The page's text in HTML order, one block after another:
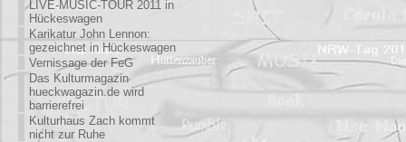
LIVE-MUSIC-TOUR 2011 in
Hückeswagen
Karikatur John Lennon:
gezeichnet in Hückeswagen
Vernissage der FeG
Das Kulturmagazin
hueckwagazin.de wird
barrierefrei
Kulturhaus Zach kommt
nicht zur Ruhe